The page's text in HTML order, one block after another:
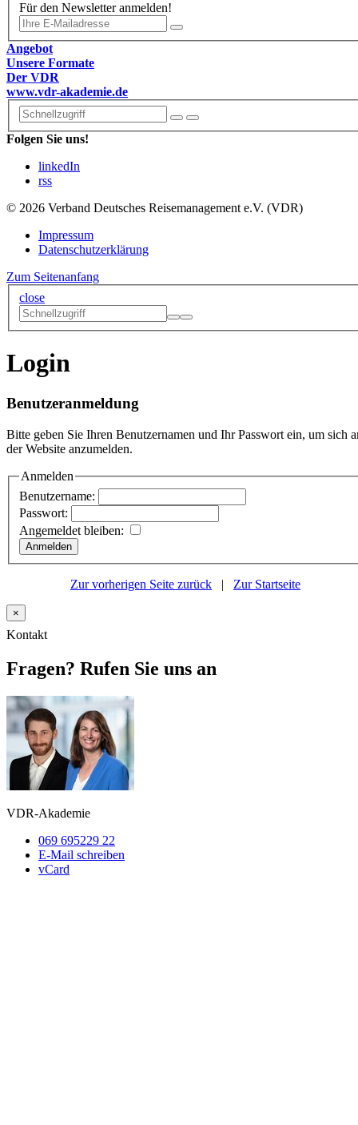
Für den Newsletter anmelden!
Angebot
Unsere Formate
Der VDR
www.vdr-akademie.de
Folgen Sie uns!
linkedIn
rss
© 2026 Verband Deutsches Reisemanagement e.V. (VDR)
Impressum
Datenschutzerklärung
Zum Seitenanfang
close
Login
Benutzeranmeldung
Bitte geben Sie Ihren Benutzernamen und Ihr Passwort ein, um sich
der Website anzumelden.
Anmelden
Benutzername:
Passwort:
Angemeldet bleiben:
Zur vorherigen Seite zurück | Zur Startseite
×
Kontakt
Fragen? Rufen Sie uns an
VDR-Akademie
069 695229 22
E-Mail schreiben
vCard